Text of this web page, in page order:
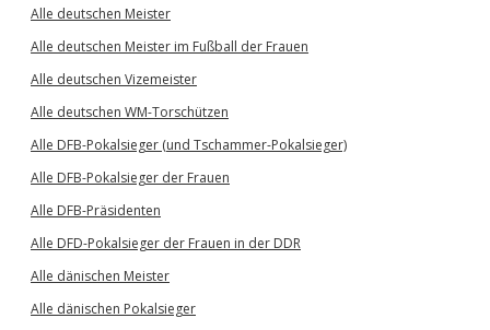
Alle deutschen Meister
Alle deutschen Meister im Fußball der Frauen
Alle deutschen Vizemeister
Alle deutschen WM-Torschützen
Alle DFB-Pokalsieger (und Tschammer-Pokalsieger)
Alle DFB-Pokalsieger der Frauen
Alle DFB-Präsidenten
Alle DFD-Pokalsieger der Frauen in der DDR
Alle dänischen Meister
Alle dänischen Pokalsieger